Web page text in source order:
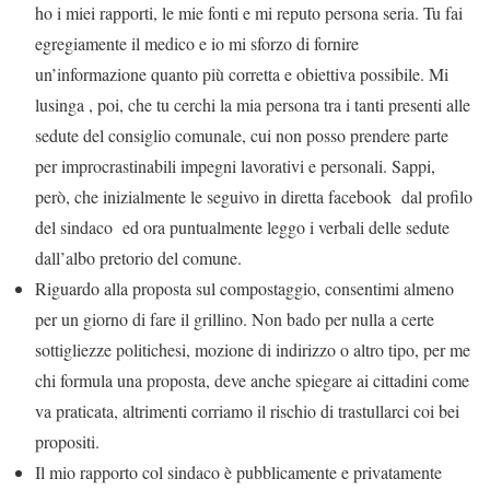
ho i miei rapporti, le mie fonti e mi reputo persona seria. Tu fai
egregiamente il medico e io mi sforzo di fornire
un’informazione quanto più corretta e obiettiva possibile. Mi
lusinga , poi, che tu cerchi la mia persona tra i tanti presenti alle
sedute del consiglio comunale, cui non posso prendere parte
per improcrastinabili impegni lavorativi e personali. Sappi,
però, che inizialmente le seguivo in diretta facebook dal profilo
del sindaco ed ora puntualmente leggo i verbali delle sedute
dall’albo pretorio del comune.
Riguardo alla proposta sul compostaggio, consentimi almeno
per un giorno di fare il grillino. Non bado per nulla a certe
sottigliezze politichesi, mozione di indirizzo o altro tipo, per me
chi formula una proposta, deve anche spiegare ai cittadini come
va praticata, altrimenti corriamo il rischio di trastullarci coi bei
propositi.
Il mio rapporto col sindaco è pubblicamente e privatamente